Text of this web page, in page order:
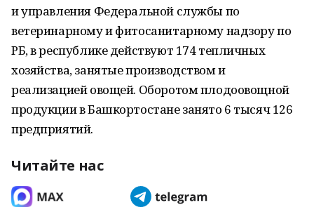
и управления Федеральной службы по
ветеринарному и фитосанитарному надзору по
РБ, в республике действуют 174 тепличных
хозяйства, занятые производством и
реализацией овощей. Оборотом плодоовощной
продукции в Башкортостане занято 6 тысяч 126
предприятий.
Читайте нас